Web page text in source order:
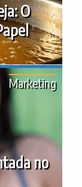
O
no
Marketing